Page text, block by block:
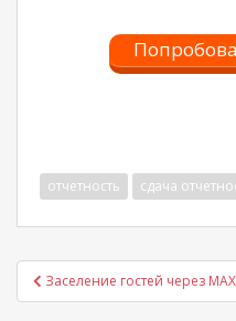
отчетность сдача
Навигация
по
Заселение гостей через MAX